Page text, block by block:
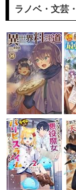
ラノベ・文芸